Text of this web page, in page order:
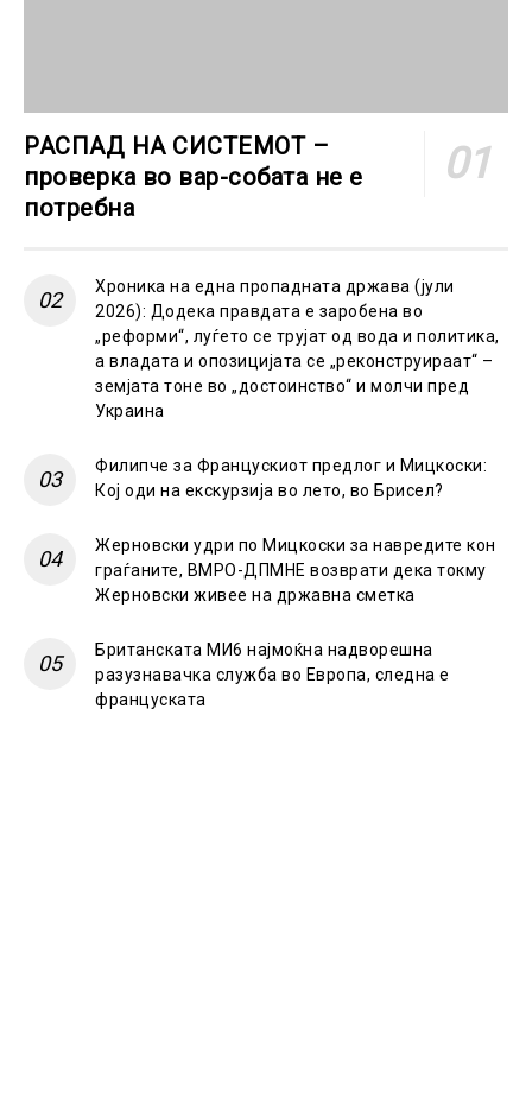
РАСПАД НА СИСТЕМОТ –
проверка во вар-собата не е
потребна
Хроника на една пропадната држава (јули
2026): Додека правдата е заробена во
„реформи“, луѓето се трујат од вода и политика,
а владата и опозицијата се „реконструираат“ –
земјата тоне во „достоинство“ и молчи пред
Украина
Филипче за Францускиот предлог и Мицкоски:
Кој оди на екскурзија во лето, во Брисел?
Жерновски удри по Мицкоски за навредите кон
граѓаните, ВМРО-ДПМНЕ возврати дека токму
Жерновски живее на државна сметка
Британската МИ6 најмоќна надворешна
разузнавачка служба во Европа, следна е
француската